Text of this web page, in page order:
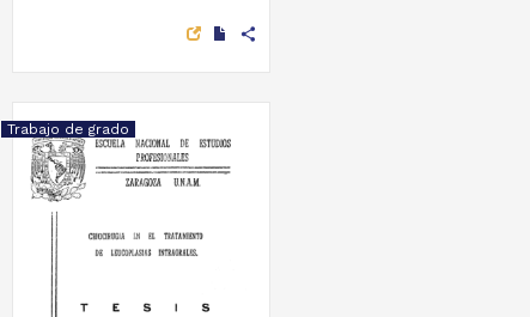
share
Trabajo de grado